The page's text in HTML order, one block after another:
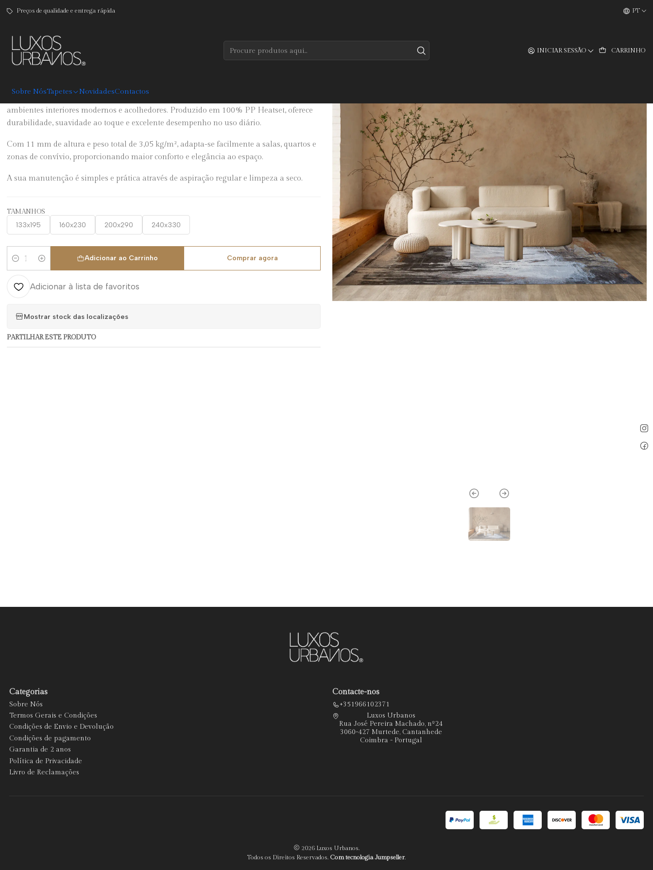
INICIAR SESSÃO CARRINHO
Sobre NósTapetes NovidadesContactos
Preços de qualidade e entrega rápida PT
Atelier
O Tapete Atelier combina conforto, resistência e um design contemporâneo, ideal para
ambientes interiores modernos e acolhedores. Produzido em 100% PP Heatset, oferece
durabilidade, suavidade ao toque e excelente desempenho no uso diário.
Com 11 mm de altura e peso total de 3,05 kg/m², adapta-se facilmente a salas, quartos e
zonas de convívio, proporcionando maior conforto e elegância ao espaço.
A sua manutenção é simples e prática através de aspiração regular e limpeza a seco.
TAMANHOS
133x195 160x230 200x290 240x330
Quantidade
Adicionar ao Carrinho Comprar agora
Adicionar à lista de favoritos
Mostrar stock das localizações
PARTILHAR ESTE PRODUTO
Categorias
Sobre Nós
Termos Gerais e Condições
Condições de Envio e Devolução
Condições de pagamento
Garantia de 2 anos
Política de Privacidade
Livro de Reclamações
Contacte-nos
+351966102371
Luxos Urbanos
Rua José Pereira Machado, nº24
3060-427 Murtede, Cantanhede
Coimbra - Portugal
2026 Luxos Urbanos.
Todos os Direitos Reservados. Com tecnologia Jumpseller.